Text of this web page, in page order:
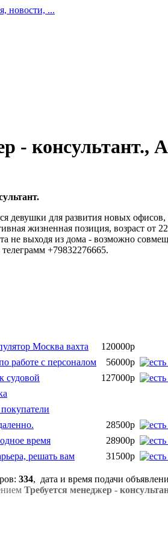
новости, ...
- консультант.,
девушки для развития новых
жизненная позиция, возраст от
не выходя из дома - возможно
+79832276665.
Москва вахта 120000р
работе с персоналом 56000р
судовой 127000р
28500р
время 28900р
решать вам 31500р
: 334, дата и время подачи
Требуется менеджер -